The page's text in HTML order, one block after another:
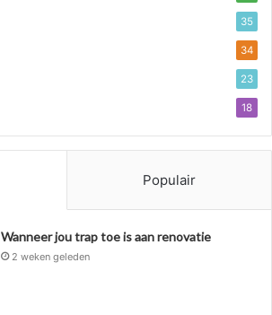
35
34
23
18
Populair
Wanneer jou trap toe is aan renovatie
2 weken geleden